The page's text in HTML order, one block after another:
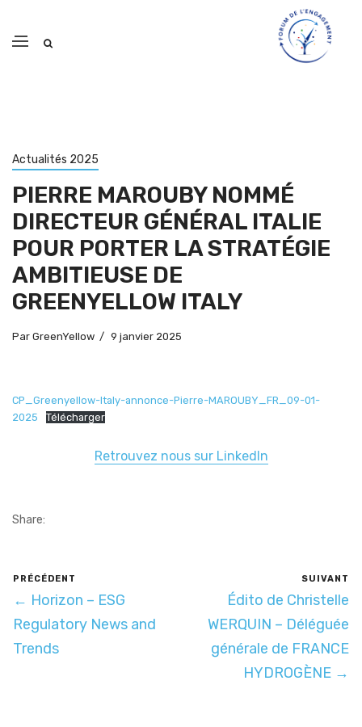
Actualités 2025
PIERRE MAROUBY NOMMÉ
DIRECTEUR GÉNÉRAL ITALIE
POUR PORTER LA STRATÉGIE
AMBITIEUSE DE
GREENYELLOW ITALY
Par GreenYellow 9 janvier 2025
CP_Greenyellow-Italy-annonce-Pierre-MAROUBY_FR_09-01-
2025
Télécharger
Retrouvez nous sur LinkedIn
Share:
PRÉCÉDENT
← Horizon – ESG
Regulatory News and
Trends
SUIVANT
Édito de Christelle
WERQUIN – Déléguée
générale de FRANCE
HYDROGÈNE →